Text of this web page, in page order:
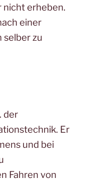
nicht erheben.
einer
selber zu
der
Er
und bei
Fahren von